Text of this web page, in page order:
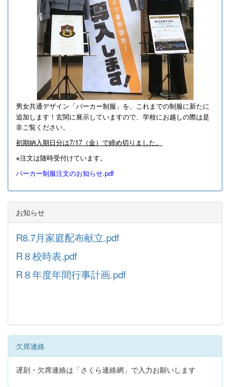
男女共通デザイン「パーカー制服」を、これまでの制服に新たに
追加します！ 玄関に展示していますので、学校にお越しの際は是
非ご覧ください。
初期納入期日分は7/17（金）で締め切りました。
※注文は随時受付けています。
パーカー制服注文のお知らせ.pdf
お知らせ
R8.7月家庭配布献立.pdf
R８校時表.pdf
R８年度年間行事計画.pdf
欠席連絡
遅刻・欠席連絡は「さくら連絡網」で入力お願いします